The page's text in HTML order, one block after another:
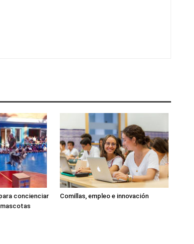
concienciar
Comillas, empleo e innovación